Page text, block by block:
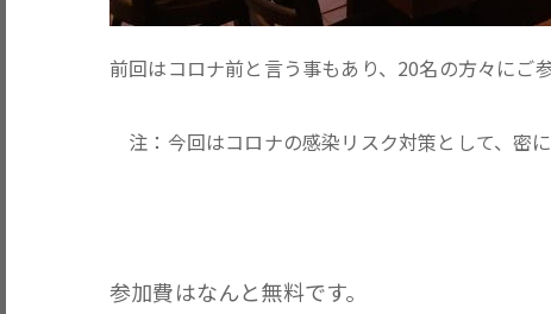
前回はコロナ前と言う事もあり、20名の方々に
注：今回はコロナの感染リスク対策として、密
参加費はなんと無料です。